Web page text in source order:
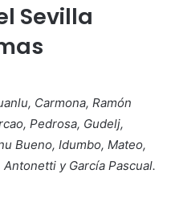
Sevilla
Carmona, Ramón
Pedrosa, Gudelj,
Bueno, Idumbo, Mateo,
y García Pascual.